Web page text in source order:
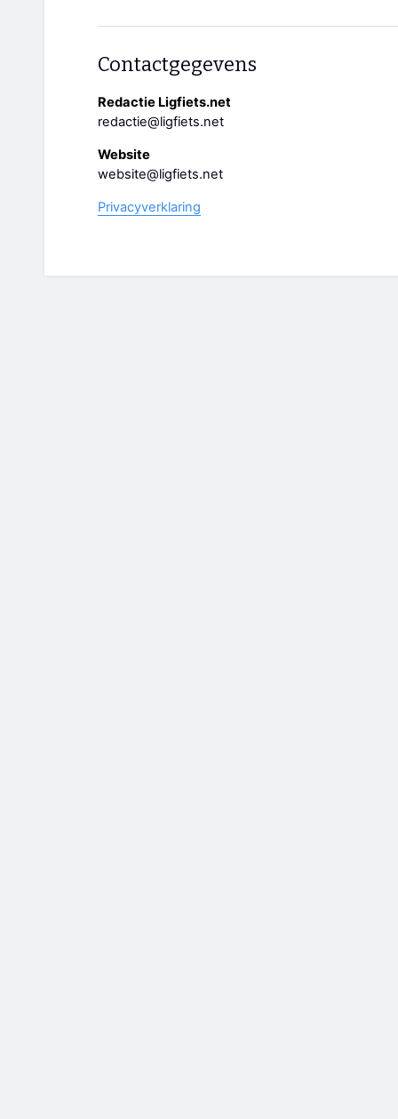
Contactgegevens
Redactie Ligfiets.net
redactie@ligfiets.net
Website
website@ligfiets.net
Privacyverklaring